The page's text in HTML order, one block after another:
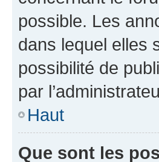
possible. Les
dans lequel elles
possibilité de
par
Haut
Que sont les